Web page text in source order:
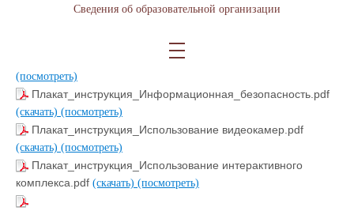
(посмотреть)
Инструкция подключения IP камеры.pdf
(посмотреть)
Плакат_инструкция_Информационная_безопасность.pdf
(скачать) (посмотреть)
Плакат_инструкция_Использование видеокамер.pdf
(скачать) (посмотреть)
Плакат_инструкция_Использование интерактивного
комплекса.pdf (скачать) (посмотреть)
Сведения об образовательной организации